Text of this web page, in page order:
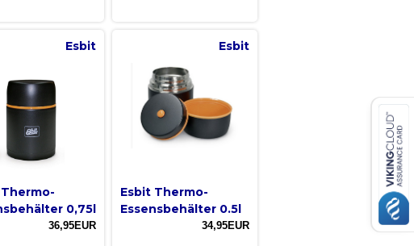
Esbit
0,75l
36,95EUR
Esbit
Esbit Thermo-
Essensbehälter 0.5l
34,95EUR